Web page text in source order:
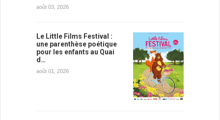
août 03, 2026
Le Little Films Festival :
une parenthèse poétique
pour les enfants au Quai
d…
août 01, 2026